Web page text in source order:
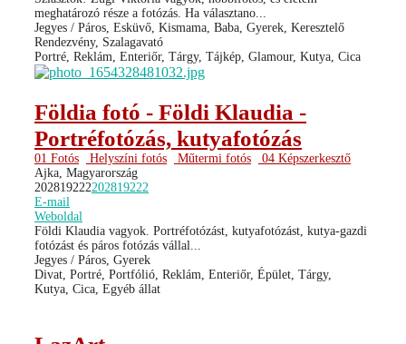
meghatározó része a fotózás. Ha választano...
Jegyes / Páros, Esküvő, Kismama, Baba, Gyerek, Keresztelő
Rendezvény, Szalagavató
Portré, Reklám, Enteriőr, Tárgy, Tájkép, Glamour, Kutya, Cica
Földia fotó - Földi Klaudia -
Portréfotózás, kutyafotózás
01 Fotós Helyszíni fotós Műtermi fotós
04 Képszerkesztő
Ajka, Magyarország
202819222202819222
E-mail
Weboldal
Földi Klaudia vagyok. Portréfotózást, kutyafotózást, kutya-gazdi
fotózást és páros fotózás vállal...
Jegyes / Páros, Gyerek
Divat, Portré, Portfólió, Reklám, Enteriőr, Épület, Tárgy,
Kutya, Cica, Egyéb állat